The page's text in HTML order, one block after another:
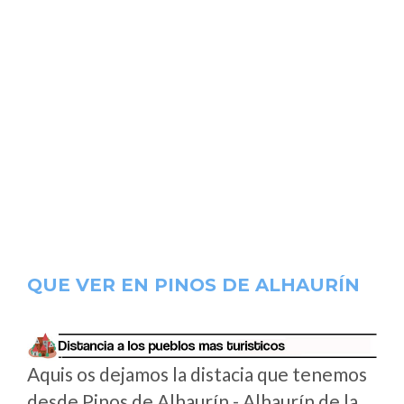
QUE VER EN PINOS DE ALHAURÍN
Aquis os dejamos la distacia que tenemos